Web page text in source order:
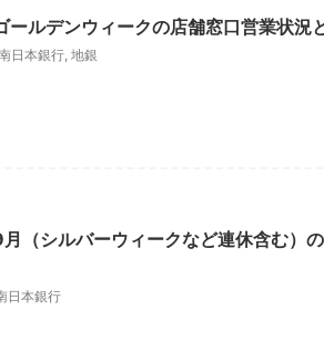
ルデンウィークの店舗窓口営業状況
日本銀行, 地銀
（シルバーウィークなど連休含む）
日本銀行